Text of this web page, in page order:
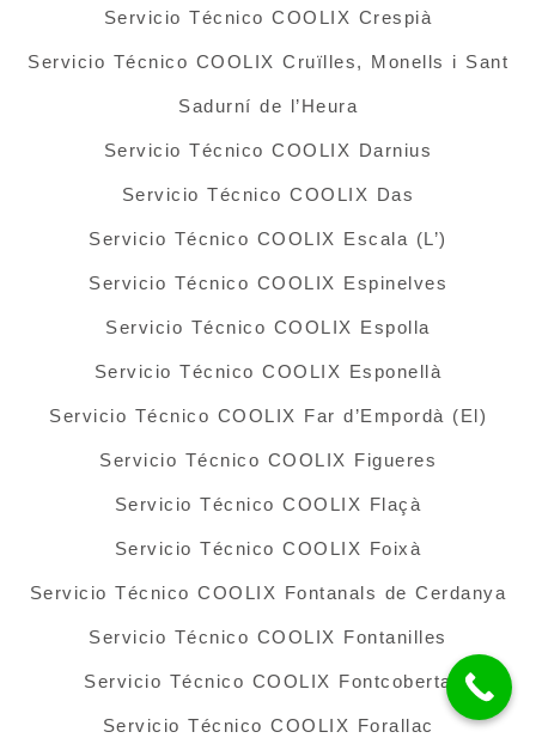
Servicio Técnico COOLIX Crespià
Servicio Técnico COOLIX Cruïlles, Monells i Sant
Sadurní de l’Heura
Servicio Técnico COOLIX Darnius
Servicio Técnico COOLIX Das
Servicio Técnico COOLIX Escala (L’)
Servicio Técnico COOLIX Espinelves
Servicio Técnico COOLIX Espolla
Servicio Técnico COOLIX Esponellà
Servicio Técnico COOLIX Far d’Empordà (El)
Servicio Técnico COOLIX Figueres
Servicio Técnico COOLIX Flaçà
Servicio Técnico COOLIX Foixà
Servicio Técnico COOLIX Fontanals de Cerdanya
Servicio Técnico COOLIX Fontanilles
Servicio Técnico COOLIX Fontcoberta
Servicio Técnico COOLIX Forallac